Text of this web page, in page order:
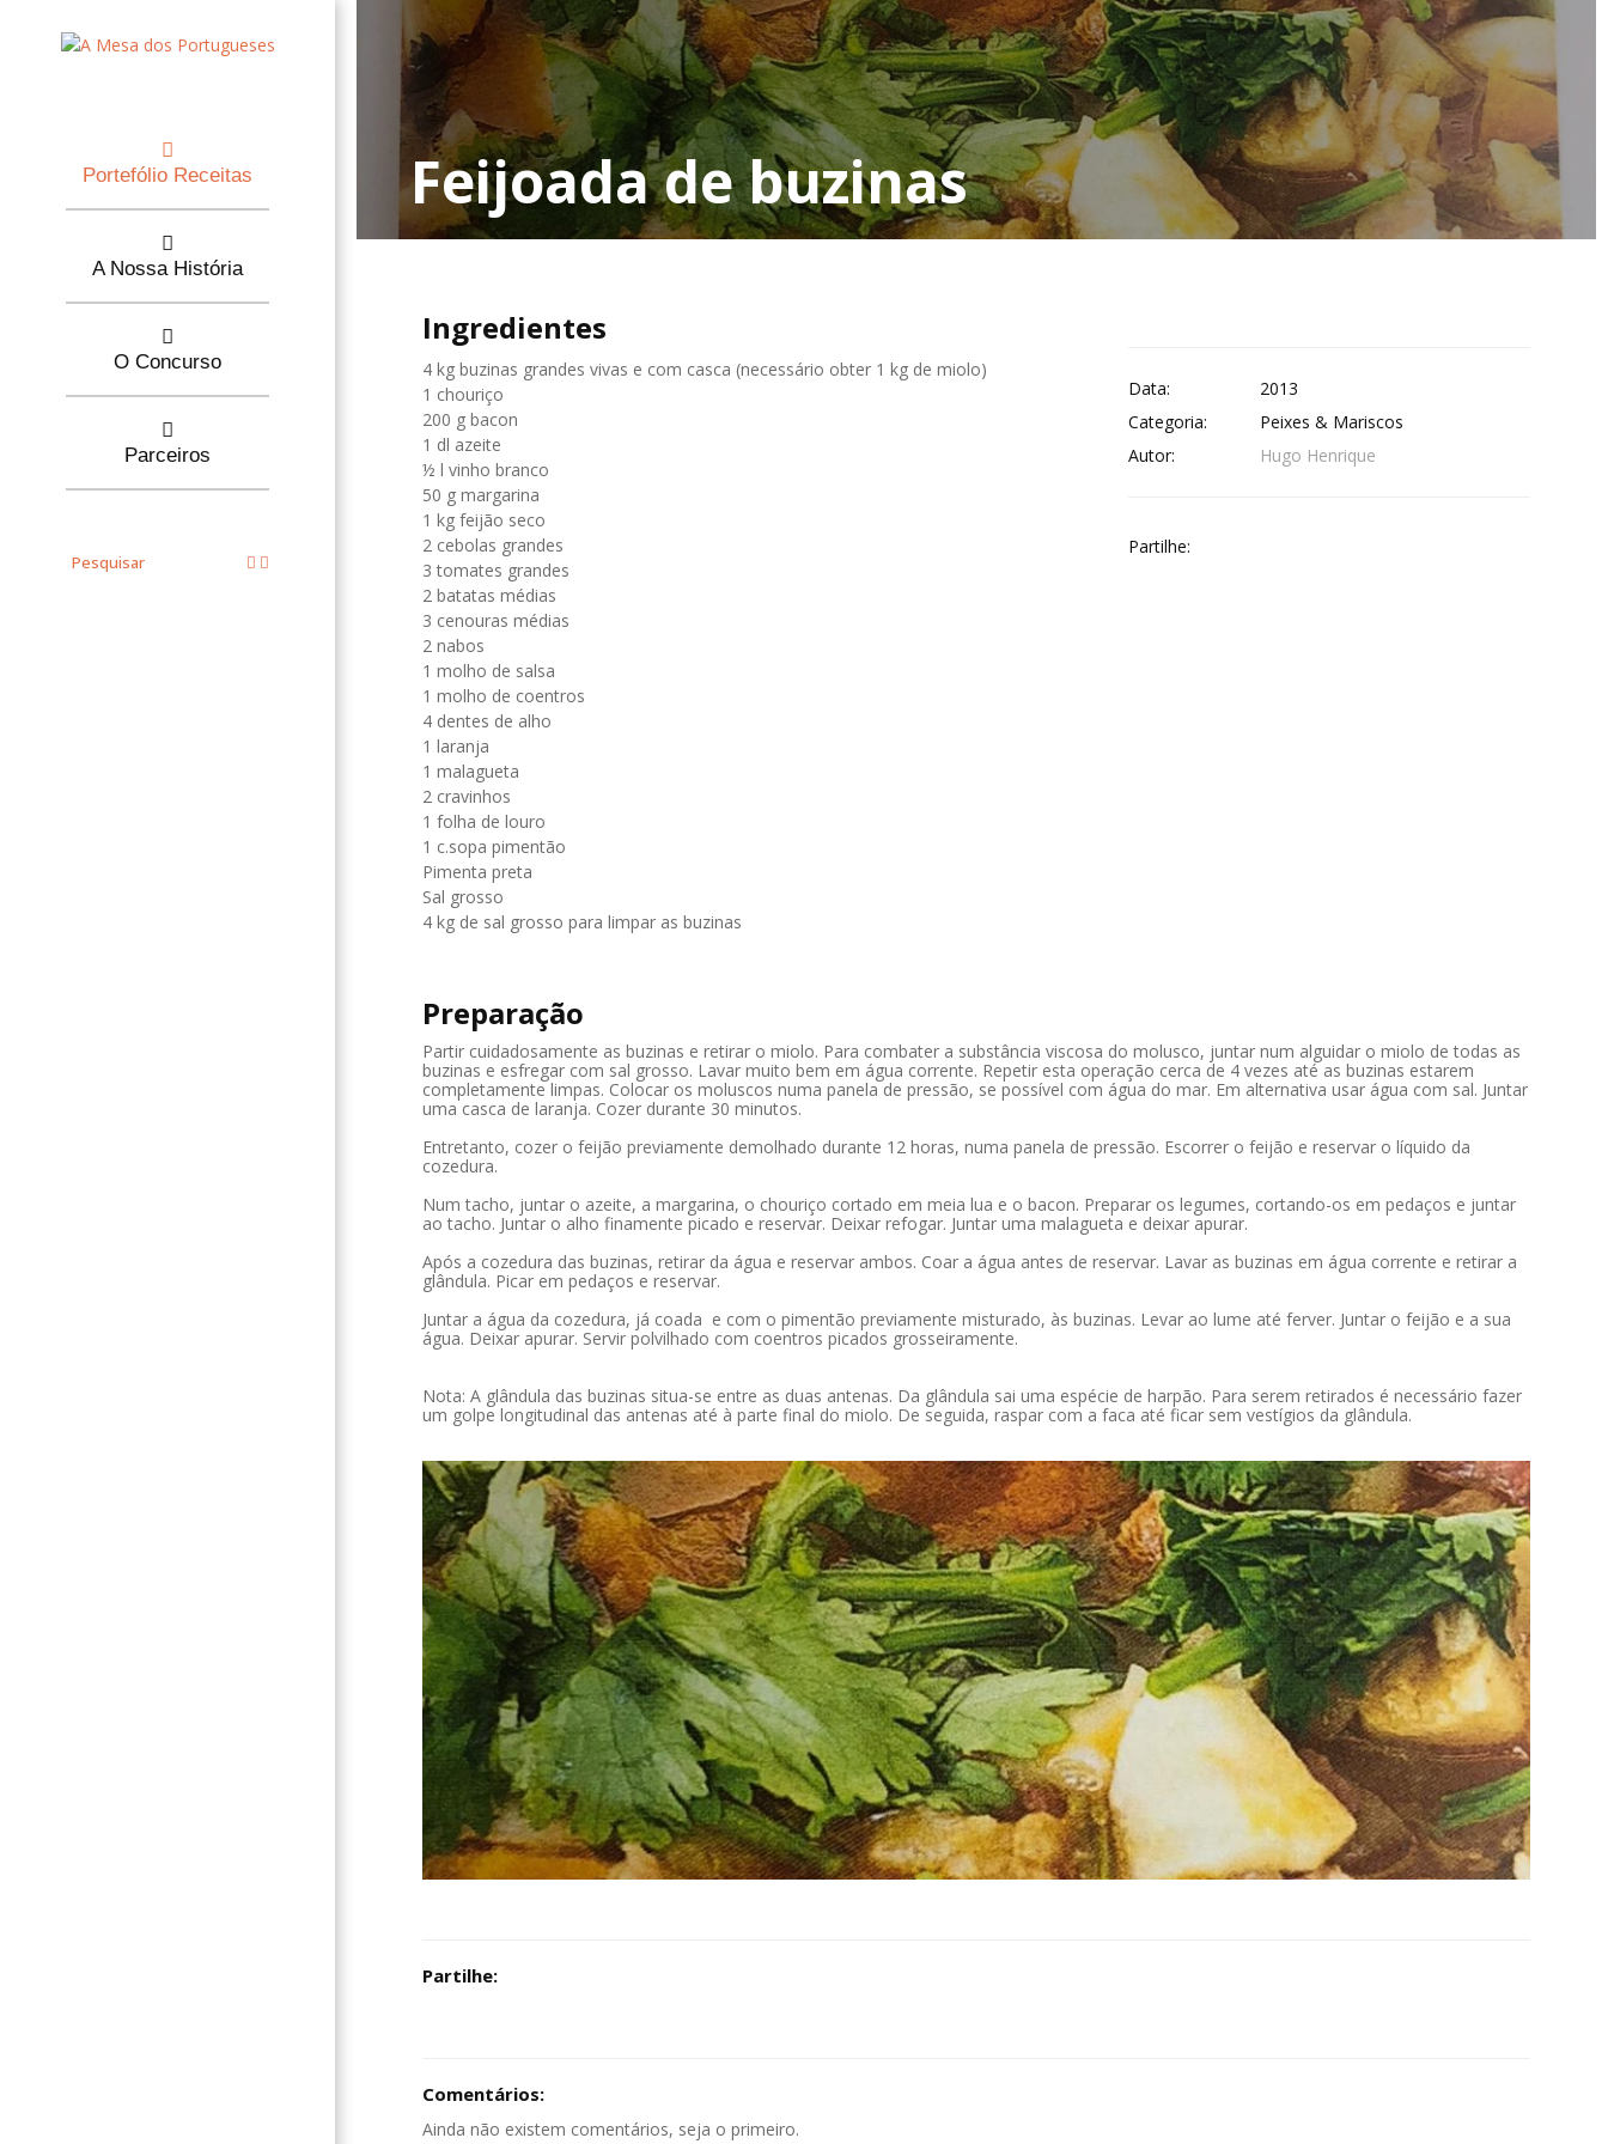
Portefólio Receitas
A Nossa História
O Concurso
Parceiros
Pesquisar
Feijoada de buzinas
Ingredientes
4 kg buzinas grandes vivas e com casca (necessário obter 1 kg de miolo)
1 chouriço
200 g bacon
1 dl azeite
½ l vinho branco
50 g margarina
1 kg feijão seco
2 cebolas grandes
3 tomates grandes
2 batatas médias
3 cenouras médias
2 nabos
1 molho de salsa
1 molho de coentros
4 dentes de alho
1 laranja
1 malagueta
2 cravinhos
1 folha de louro
1 c.sopa pimentão
Pimenta preta
Sal grosso
4 kg de sal grosso para limpar as buzinas
Data:
2013
Categoria:
Peixes & Mariscos
Autor:
Hugo Henrique
Partilhe:
Preparação
Partir cuidadosamente as buzinas e retirar o miolo. Para combater a substância viscosa do molusco, juntar num alguidar o miolo de todas as
buzinas e esfregar com sal grosso. Lavar muito bem em água corrente. Repetir esta operação cerca de 4 vezes até as buzinas estarem
completamente limpas. Colocar os moluscos numa panela de pressão, se possível com água do mar. Em alternativa usar água com sal. Juntar
uma casca de laranja. Cozer durante 30 minutos.
Entretanto, cozer o feijão previamente demolhado durante 12 horas, numa panela de pressão. Escorrer o feijão e reservar o líquido da
cozedura.
Num tacho, juntar o azeite, a margarina, o chouriço cortado em meia lua e o bacon. Preparar os legumes, cortando-os em pedaços e juntar
ao tacho. Juntar o alho finamente picado e reservar. Deixar refogar. Juntar uma malagueta e deixar apurar.
Após a cozedura das buzinas, retirar da água e reservar ambos. Coar a água antes de reservar. Lavar as buzinas em água corrente e retirar a
glândula. Picar em pedaços e reservar.
Juntar a água da cozedura, já coada e com o pimentão previamente misturado, às buzinas. Levar ao lume até ferver. Juntar o feijão e a sua
água. Deixar apurar. Servir polvilhado com coentros picados grosseiramente.
Nota: A glândula das buzinas situa-se entre as duas antenas. Da glândula sai uma espécie de harpão. Para serem retirados é necessário fazer
um golpe longitudinal das antenas até à parte final do miolo. De seguida, raspar com a faca até ficar sem vestígios da glândula.
Partilhe:
Comentários:
Ainda não existem comentários, seja o primeiro.